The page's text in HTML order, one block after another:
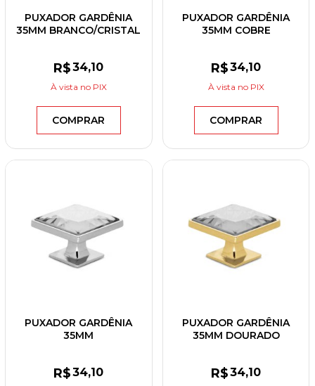
PUXADOR GARDÊNIA
35MM BRANCO/CRISTAL
R$34,10
À vista no PIX
COMPRAR
PUXADOR GARDÊNIA
35MM COBRE
R$34,10
À vista no PIX
COMPRAR
PUXADOR GARDÊNIA
35MM
R$34,10
PUXADOR GARDÊNIA
35MM DOURADO
R$34,10